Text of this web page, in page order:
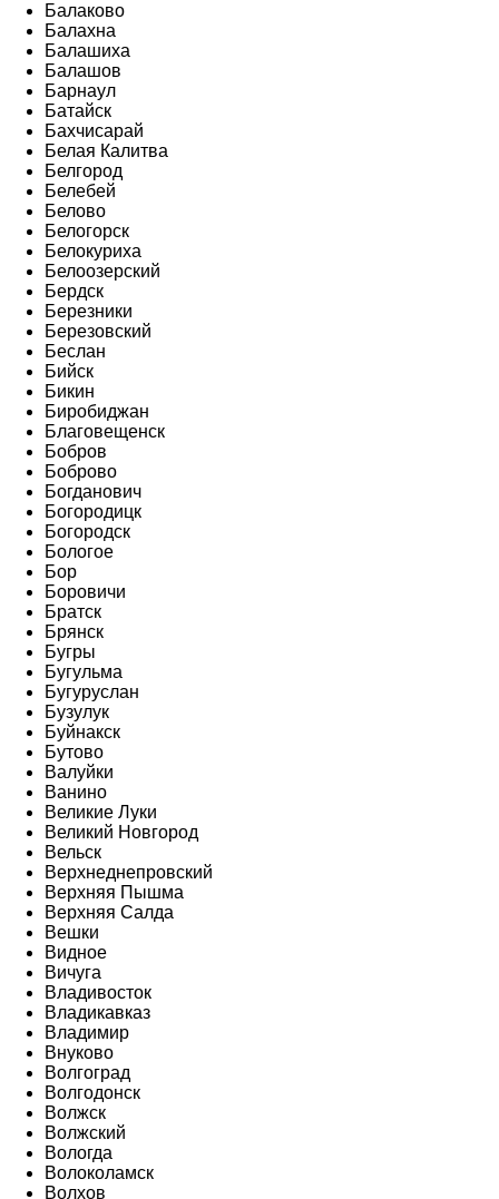
Балаково
Балахна
Балашиха
Балашов
Барнаул
Батайск
Бахчисарай
Белая Калитва
Белгород
Белебей
Белово
Белогорск
Белокуриха
Белоозерский
Бердск
Березники
Березовский
Беслан
Бийск
Бикин
Биробиджан
Благовещенск
Бобров
Боброво
Богданович
Богородицк
Богородск
Бологое
Бор
Боровичи
Братск
Брянск
Бугры
Бугульма
Бугуруслан
Бузулук
Буйнакск
Бутово
Валуйки
Ванино
Великие Луки
Великий Новгород
Вельск
Верхнеднепровский
Верхняя Пышма
Верхняя Салда
Вешки
Видное
Вичуга
Владивосток
Владикавказ
Владимир
Внуково
Волгоград
Волгодонск
Волжск
Волжский
Вологда
Волоколамск
Волхов